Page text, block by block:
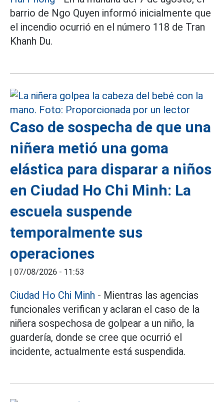
barrio de Ngo Quyen informó inicialmente que
el incendio ocurrió en el número 118 de Tran
Khanh Du.
Caso de sospecha de que una
niñera metió una goma
elástica para disparar a niños
en Ciudad Ho Chi Minh: La
escuela suspende
temporalmente sus
operaciones
| 07/08/2026 - 11:53
Ciudad Ho Chi Minh - Mientras las agencias
funcionales verifican y aclaran el caso de la
niñera sospechosa de golpear a un niño, la
guardería, donde se cree que ocurrió el
incidente, actualmente está suspendida.